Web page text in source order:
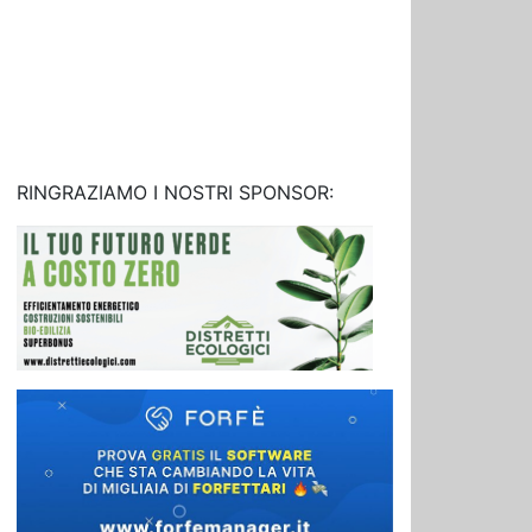
RINGRAZIAMO I NOSTRI SPONSOR: